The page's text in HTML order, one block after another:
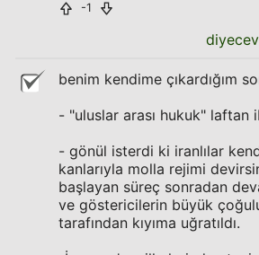
-1
benim kendime çıkardığım
- "uluslar arası hukuk" laftan
- gönül isterdi ki iranlılar
kanlarıyla molla rejimi
başlayan süreç sonradan
ve göstericilerin büyük
tarafından kıyıma uğratıldı.